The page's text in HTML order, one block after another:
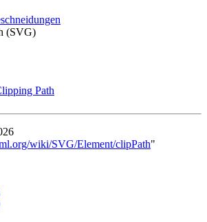
(SVG)
Path
wiki/SVG/Element/clipPath"